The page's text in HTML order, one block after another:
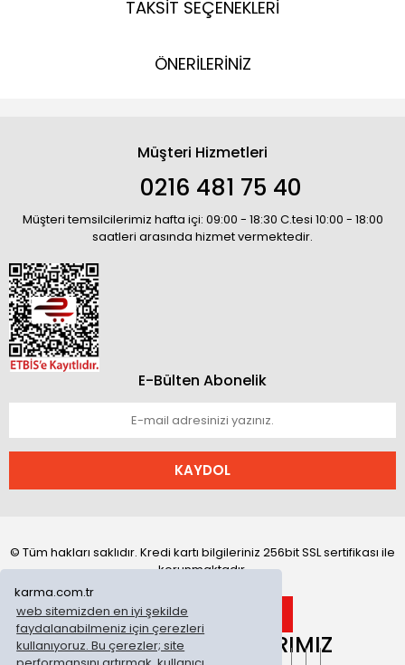
karma.com.tr
web sitemizden en iyi şekilde
faydalanabilmeniz için çerezleri
kullanıyoruz. Bu çerezler; site
TAKSİT SEÇENEKLERİ
ÖNERİLERİNİZ
Müşteri Hizmetleri
0216 481 75 40
Müşteri temsilcilerimiz hafta içi: 09:00 - 18:30 C.tesi 10:00 - 18:00
saatleri arasında hizmet vermektedir.
E-Bülten Abonelik
KAYDOL
© Tüm hakları saklıdır. Kredi kartı bilgileriniz 256bit SSL sertifikası ile
korunmaktadır.
ONLİNE MAĞAZALARIMIZ